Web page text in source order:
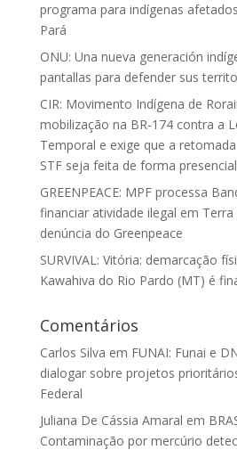
programa para indígenas
Pará
ONU: Una nueva generación
pantallas para defender sus
CIR: Movimento Indígena de
mobilização na BR-174 contra a
Temporal e exige que a
STF seja feita de forma presencial
GREENPEACE: MPF processa
financiar atividade ilegal em
denúncia do Greenpeace
SURVIVAL: Vitória: demarcação
Kawahiva do Rio Pardo (MT) é
Comentários
Carlos Silva em FUNAI: Funai e
dialogar sobre projetos
Federal
Juliana De Cássia Amaral em
Contaminação por mercúrio